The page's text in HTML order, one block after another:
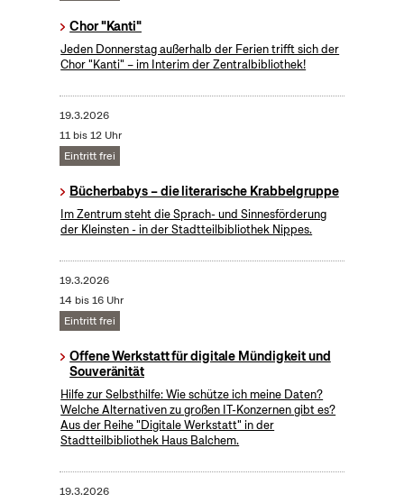
Chor "Kanti"
Jeden Donnerstag außerhalb der Ferien trifft sich der
Chor "Kanti" – im Interim der Zentralbibliothek!
19.3.2026
11 bis 12 Uhr
Eintritt frei
Bücherbabys – die literarische Krabbelgruppe
Im Zentrum steht die Sprach- und Sinnesförderung
der Kleinsten - in der Stadtteilbibliothek Nippes.
19.3.2026
14 bis 16 Uhr
Eintritt frei
Offene Werkstatt für digitale Mündigkeit und
Souveränität
Hilfe zur Selbsthilfe: Wie schütze ich meine Daten?
Welche Alternativen zu großen IT-Konzernen gibt es?
Aus der Reihe "Digitale Werkstatt" in der
Stadtteilbibliothek Haus Balchem.
19.3.2026